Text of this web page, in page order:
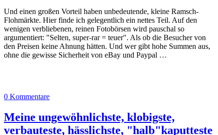
Und einen großen Vorteil haben unbedeutende, kleine Ramsch-
Flohmärkte. Hier finde ich gelegentlich ein nettes Teil. Auf den
wenigen verbliebenen, reinen Fotobörsen wird pauschal so
argumentiert: "Selten, super-rar = teuer". Als ob die Besucher von
den Preisen keine Ahnung hätten. Und wer gibt hohe Summen aus,
ohne die gewisse Sicherheit von eBay und Paypal …
0 Kommentare
Meine ungewöhnlichste, klobigste,
verbauteste, hässlichste, "halb"kaputteste